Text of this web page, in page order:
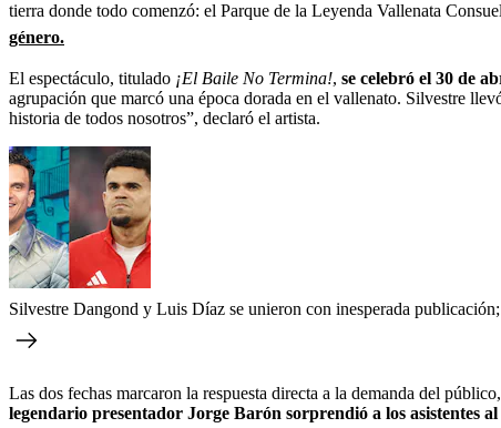
tierra donde todo comenzó: el Parque de la Leyenda Vallenata
género.
El espectáculo, titulado ¡El Baile No Termina!, se celebró el 30 de
agrupación que marcó una época dorada en el vallenato. Silvestre
historia de todos nosotros”, declaró el artista.
Silvestre Dangond y Luis Díaz se unieron con inesperada
Las dos fechas marcaron la respuesta directa a la demanda del
legendario presentador Jorge Barón sorprendió a los asistentes